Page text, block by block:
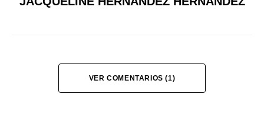
VER COMENTARIOS (1)